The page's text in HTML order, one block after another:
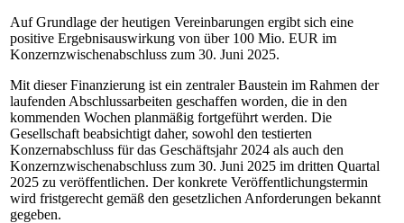
Auf Grundlage der heutigen Vereinbarungen ergibt sich eine
positive Ergebnisauswirkung von über 100 Mio. EUR im
Konzernzwischenabschluss zum 30. Juni 2025.
Mit dieser Finanzierung ist ein zentraler Baustein im Rahmen der
laufenden Abschlussarbeiten geschaffen worden, die in den
kommenden Wochen planmäßig fortgeführt werden. Die
Gesellschaft beabsichtigt daher, sowohl den testierten
Konzernabschluss für das Geschäftsjahr 2024 als auch den
Konzernzwischenabschluss zum 30. Juni 2025 im dritten Quartal
2025 zu veröffentlichen. Der konkrete Veröffentlichungstermin
wird fristgerecht gemäß den gesetzlichen Anforderungen bekannt
gegeben.